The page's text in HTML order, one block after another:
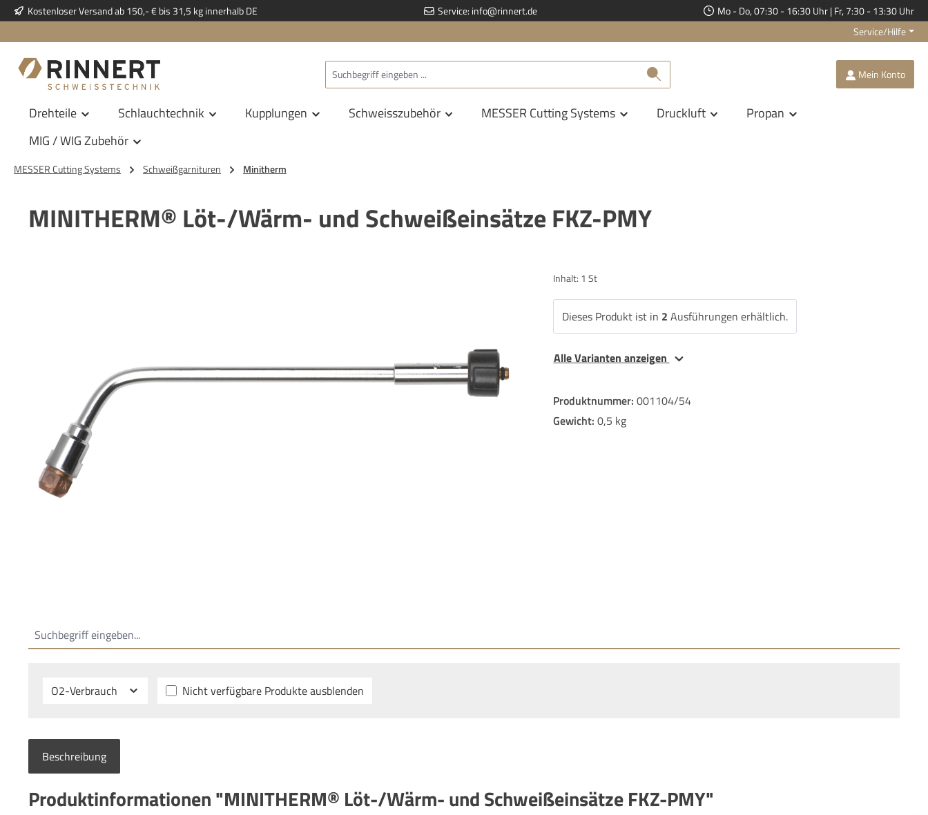
Hauptinhalt springen
Zur Suche springen
Zur Hauptnavigation springen
Kostenloser Versand ab 150,- € bis 31,5 kg innerhalb DE Service: info@rinnert.de
Mo - Do, 07:30 - 16:30 Uhr | Fr, 7:30 - 13:30 Uhr
Service/Hilfe
Mein Konto
Drehteile Schlauchtechnik Kupplungen Schweisszubehör MESSER Cutting Systems Druckluft
Propan
MIG / WIG Zubehör
MESSER Cutting Systems Schweißgarnituren Minitherm
MINITHERM® Löt-/Wärm- und Schweißeinsätze FKZ-PMY
Inhalt: 1 St
Dieses Produkt ist in 2 Ausführungen erhältlich.
Alle Varianten anzeigen
Produktnummer: 001104/54
Gewicht: 0,5 kg
O2-Verbrauch Nicht verfügbare Produkte ausblenden
Beschreibung
Produktinformationen "MINITHERM® Löt-/Wärm- und Schweißeinsätze FKZ-PMY"